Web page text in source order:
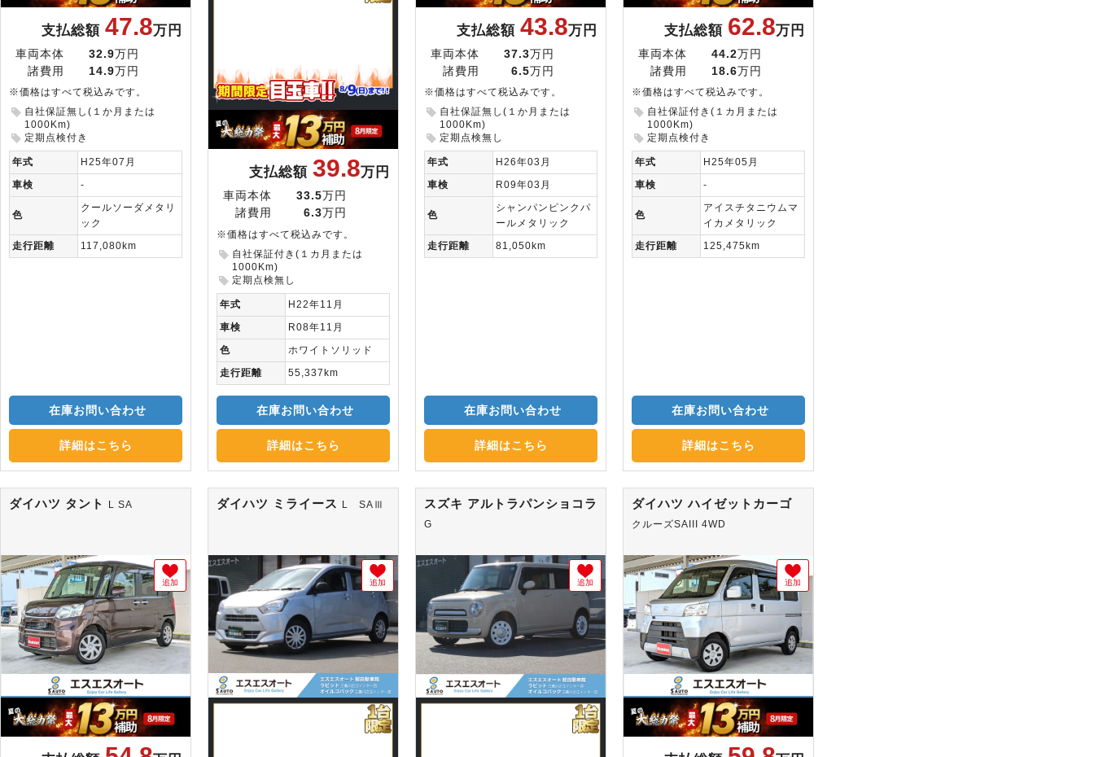
支払総額 47.8万円
車両本体 32.9万円
諸費用
14.9万円
※価格はすべて税込みです。
自社保証無し(１か月または
1000Km)
定期点検付き
年式
H25年07月
車検
-
色
クールソーダメタリ
ック
走行距離
117,080km
在庫お問い合わせ
詳細はこちら
支払総額 39.8万円
車両本体 33.5万円
諸費用
6.3万円
※価格はすべて税込みです。
自社保証付き(１カ月または
1000Km)
定期点検無し
年式
H22年11月
車検
R08年11月
色
ホワイトソリッド
走行距離
55,337km
在庫お問い合わせ
詳細はこちら
支払総額 43.8万円
車両本体 37.3万円
諸費用
6.5万円
※価格はすべて税込みです。
自社保証無し(１か月または
1000Km)
定期点検無し
年式
H26年03月
車検
R09年03月
色
シャンパンピンクパ
ールメタリック
走行距離
81,050km
在庫お問い合わせ
詳細はこちら
支払総額 62.8万円
車両本体 44.2万円
諸費用
18.6万円
※価格はすべて税込みです。
自社保証付き(１カ月または
1000Km)
定期点検付き
年式
H25年05月
車検
-
色
アイスチタニウムマ
イカメタリック
走行距離
125,475km
在庫お問い合わせ
詳細はこちら
ダイハツ タント L SA
追加
ダイハツ ミライース L SAⅢ
追加
スズキ アルトラパンショコラ
G
追加
ダイハツ ハイゼットカーゴ
クルーズSAIII 4WD
追加